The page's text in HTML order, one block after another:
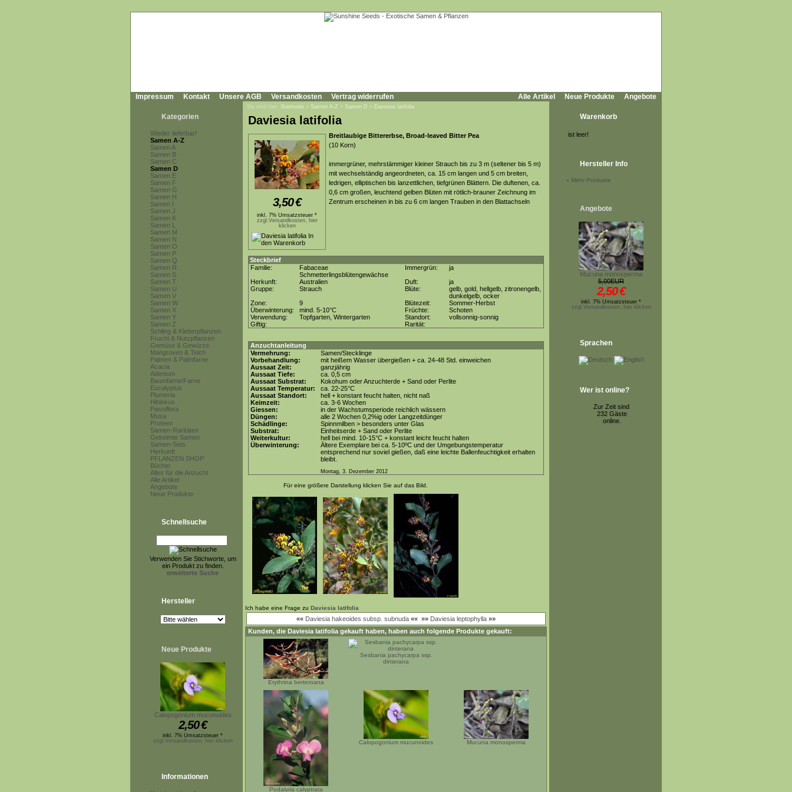
Impressum Kontakt Unsere AGB Versandkosten Vertrag widerrufen Alle Artikel Neue Produkte Angebote
Kategorien
Wieder lieferbar!
Samen A-Z
Samen A
Samen B
Samen C
Samen D
Samen E
Samen F
Samen G
Samen H
Samen I
Samen J
Samen K
Samen L
Samen M
Samen N
Samen O
Samen P
Samen Q
Samen R
Samen S
Samen T
Samen U
Samen V
Samen W
Samen X
Samen Y
Samen Z
Schling & Kletterpflanzen
Frucht & Nutzpflanzen
Gemüse & Gewürze
Mangroven & Teich
Palmen & Palmfarne
Acacia
Adenium
Baumfarne/Farne
Eucalyptus
Plumeria
Hibiskus
Passiflora
Musa
Proteen
Samen-Raritäten
Gekeimte Samen
Samen-Sets
Herkunft
PFLANZEN SHOP
Bücher
Alles für die Anzucht
Alle Artikel
Angebote
Neue Produkte
Schnellsuche
Verwenden Sie Stichworte, um
ein Produkt zu finden.
erweiterte Suche
Hersteller
Neue Produkte
Calopogonium mucunoides
2,50€
inkl. 7% Umsatzsteuer *
zzgl.Versandkosten, hier klicken
Informationen
Sie sind hier: Startseite » Samen A-Z » Samen D » Daviesia latifolia
Daviesia latifolia
3,50€
inkl. 7% Umsatzsteuer *
zzgl.Versandkosten, hier
klicken
Breitlaubige Bittererbse, Broad-leaved Bitter Pea
(10 Korn)
immergrüner, mehrstämmiger kleiner Strauch bis zu 3 m (seltener bis 5 m)
mit wechselständig angeordneten, ca. 15 cm langen und 5 cm breiten,
ledrigen, elliptischen bis lanzettlichen, tiefgrünen Blättern. Die duftenen, ca.
0,6 cm großen, leuchtend gelben Blüten mit rötlich-brauner Zeichnung im
Zentrum erscheinen in bis zu 6 cm langen Trauben in den Blattachseln
Steckbrief
Familie:
Fabaceae
Schmetterlingsblütengewächse
Immergrün:
ja
Herkunft:
Australien Duft:
ja
Gruppe:
Strauch Blüte:
gelb, gold, hellgelb, zitronengelb,
dunkelgelb, ocker
Zone:
9 Blütezeit:
Sommer-Herbst
Überwinterung:
mind. 5-10°C Früchte:
Schoten
Verwendung:
Topfgarten, Wintergarten Standort:
vollsonnig-sonnig
Giftig:
Rarität:
Anzuchtanleitung
Vermehrung:
Samen/Stecklinge
Vorbehandlung:
mit heißem Wasser übergießen + ca. 24-48 Std. einweichen
Aussaat Zeit:
ganzjährig
Aussaat Tiefe:
ca. 0,5 cm
Aussaat Substrat:
Kokohum oder Anzuchterde + Sand oder Perlite
Aussaat Temperatur:
ca. 22-25°C
Aussaat Standort:
hell + konstant feucht halten, nicht naß
Keimzeit:
ca. 3-6 Wochen
Giessen:
in der Wachstumsperiode reichlich wässern
Düngen:
alle 2 Wochen 0,2%ig oder Langzeitdünger
Schädlinge:
Spinnmilben > besonders unter Glas
Substrat:
Einheitserde + Sand oder Perlite
Weiterkultur:
hell bei mind. 10-15°C + konstant leicht feucht halten
Überwinterung:
Ältere Exemplare bei ca. 5-10ºC und der Umgebungstemperatur
entsprechend nur soviel gießen, daß eine leichte Ballenfeuchtigkeit erhalten
bleibt.
Montag, 3. Dezember 2012
Für eine größere Darstellung klicken Sie auf das Bild.
Ich habe eine Frage zu Daviesia latifolia
«« Daviesia hakeoides subsp. subnuda «« »» Daviesia leptophylla »»
Kunden, die Daviesia latifolia gekauft haben, haben auch folgende Produkte gekauft:
Erythrina berteroana
Sesbania pachycarpa ssp.
dinterana
Podalyria calyptrata
Calopogonium mucunoides Mucuna monosperma
Warenkorb
ist leer!
Hersteller Info
- Mehr Produkte
Angebote
Mucuna monosperma
5,00EUR
2,50€
inkl. 7% Umsatzsteuer *
zzgl.Versandkosten, hier klicken
Sprachen
Wer ist online?
Zur Zeit sind
232 Gäste
online.